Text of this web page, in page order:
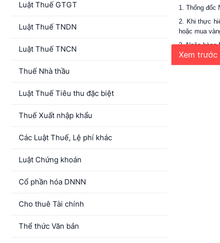
Luật Thuế GTGT
Luật Thuế TNDN
Luật Thuế TNCN
Thuế Nhà thầu
Luật Thuế Tiêu thu đặc biệt
Thuế Xuất nhập khẩu
Các Luật Thuế, Lệ phí khác
Luật Chứng khoán
Cổ phần hóa DNNN
Cho thuê Tài chính
Thể thức Văn bản
1. Thống đốc
2. Khi thực
hoặc mua
3. Ngân
dự trữ ngoại
Xem trước